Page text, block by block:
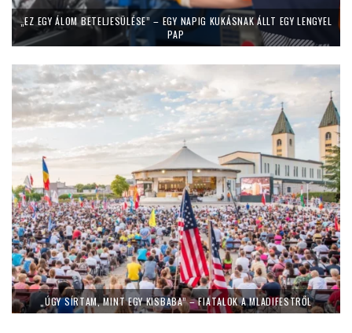
„EZ EGY ÁLOM BETELJESÜLÉSE” – EGY NAPIG KUKÁSNAK ÁLLT EGY LENGYEL
PAP
„ÚGY SÍRTAM, MINT EGY KISBABA” – FIATALOK A MLADIFESTRŐL